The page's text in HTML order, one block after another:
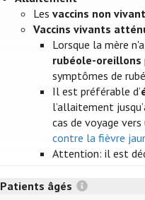
Lesvaccins non
Vaccins vivants
Lorsque la mère
rubéole-oreillons
symptômes de
Il est préférable d’
l’allaitement
cas de voyage
contre la fièvre
Attention: il est
Patients âgés